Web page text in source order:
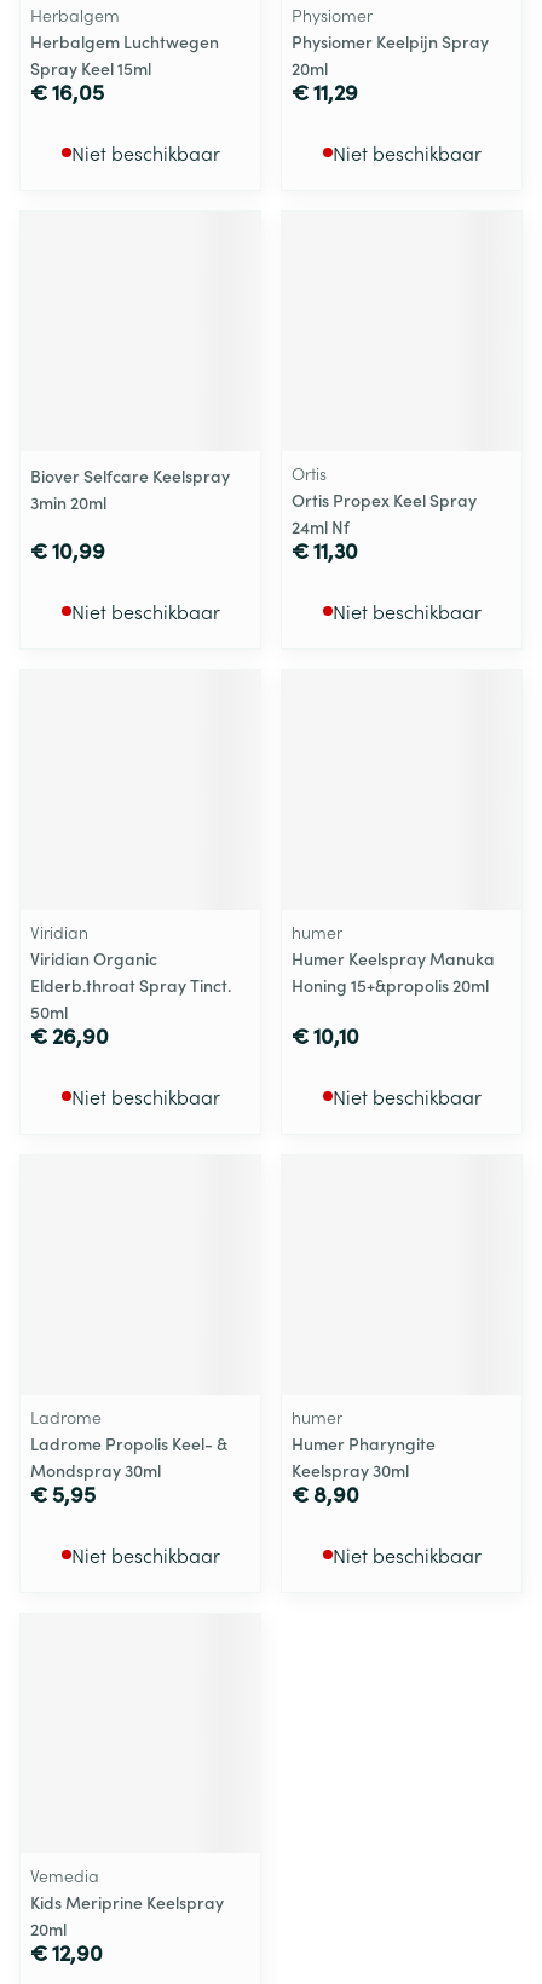
Herbalgem
Herbalgem Luchtwegen
Spray Keel 15ml
€ 16,05
Niet beschikbaar
Physiomer
Physiomer Keelpijn Spray
20ml
€ 11,29
Niet beschikbaar
Biover Selfcare Keelspray
3min 20ml
€ 10,99
Niet beschikbaar
Ortis
Ortis Propex Keel Spray
24ml Nf
€ 11,30
Niet beschikbaar
Viridian
Viridian Organic
Elderb.throat Spray Tinct.
50ml
€ 26,90
Niet beschikbaar
humer
Humer Keelspray Manuka
Honing 15+&propolis 20ml
€ 10,10
Niet beschikbaar
Ladrome
Ladrome Propolis Keel- &
Mondspray 30ml
€ 5,95
Niet beschikbaar
humer
Humer Pharyngite
Keelspray 30ml
€ 8,90
Niet beschikbaar
Vemedia
Kids Meriprine Keelspray
20ml
€ 12,90